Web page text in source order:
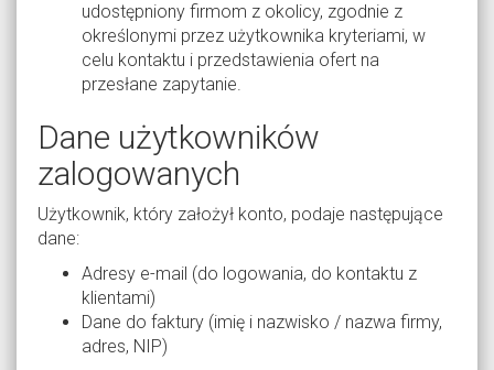
udostępniony firmom z okolicy, zgodnie z
określonymi przez użytkownika kryteriami, w
celu kontaktu i przedstawienia ofert na
przesłane zapytanie.
Dane użytkowników
zalogowanych
Użytkownik, który założył konto, podaje następujące
dane:
Adresy e-mail (do logowania, do kontaktu z
klientami)
Dane do faktury (imię i nazwisko / nazwa firmy,
adres, NIP)